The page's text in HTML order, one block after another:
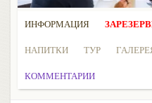
ИНФОРМАЦИЯ
НАПИТКИ ТУР
КОММЕНТАРИИ